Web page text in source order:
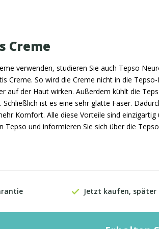
Creme
verwenden, studieren Sie auch Tepso
Creme. So wird die Creme nicht in die
auf der Haut wirken. Außerdem kühlt die
Schließlich ist es eine sehr glatte Faser.
Komfort. Alle diese Vorteile sind
Tepso und informieren Sie sich über die
Jetzt kaufen, später